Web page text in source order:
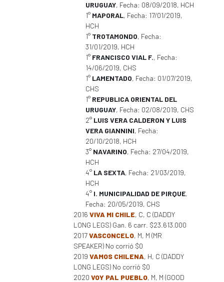
URUGUAY, Fecha: 08/09/2018, HCH
1° MAPORAL, Fecha: 17/01/2019,
HCH
1° TROTAMONDO, Fecha:
31/01/2019, HCH
1° FRANCISCO VIAL F., Fecha:
14/06/2019, CHS
1° LAMENTADO, Fecha: 01/07/2019,
CHS
1° REPUBLICA ORIENTAL DEL
URUGUAY, Fecha: 02/08/2019, CHS
2° LUIS VERA CALDERON Y LUIS
VERA GIANNINI, Fecha:
20/10/2018, HCH
3° NAVARINO, Fecha: 27/04/2019,
HCH
4° LA SEXTA, Fecha: 21/03/2019,
HCH
4° I. MUNICIPALIDAD DE PIRQUE,
Fecha: 20/05/2019, CHS
2016 VIVA MI CHILE, C, C (DADDY
LONG LEGS) Gan. 6 carr. $23.613.000
2017VASCONCELO, M, M (MR
SPEAKER) No corrió $0
2019 VAMOS CHILENA, H, C (DADDY
LONG LEGS) No corrió $0
2020 VOY PAL PUEBLO, M, M (GOOD